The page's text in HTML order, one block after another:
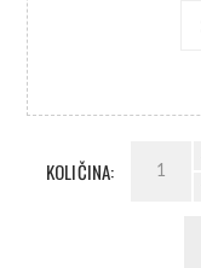
KOLIČINA: